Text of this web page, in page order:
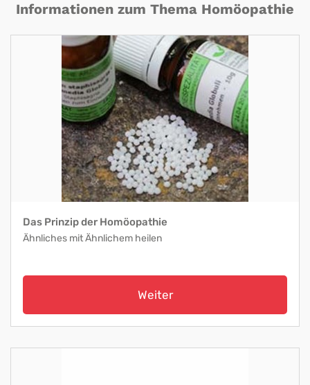
Informationen zum Thema Homöopathie
Das Prinzip der Homöopathie
Ähnliches mit Ähnlichem heilen
Weiter